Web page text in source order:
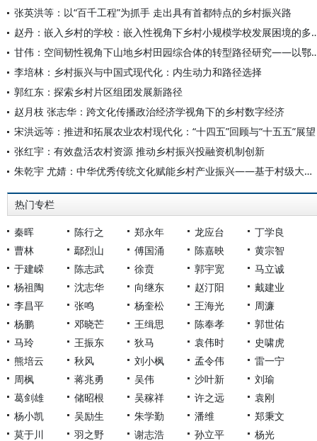
张英洪等：以“百千工程”为抓手 走出具有首都特点的乡村振兴路
赵丹：嵌入乡村的学校：嵌入性视
甘伟：空间韧性视角下山地乡村田
李培林：乡村振兴与中国式现代化：内生动力和路径选择
郭红东：探索乡村片区组团发展新路径
赵月枝 张志华：跨文化传播政治经济学视角下的乡村数字经济
宋洪远等：推进和拓展农业农村现代化：“十四五”回顾与“十五五”展望
张红宇：有效盘活农村资源 推动乡村振兴投融资机制创新
朱乾宇 尤婧：中华优秀传统文化赋能乡村产业振兴——基于村级大数据的实证研究
热门专栏
秦晖 陈行之 郑永年 龙应台
丁学良
曹林
鄢烈山 傅国涌 陈嘉映
黄宗智
于建嵘
陈志武 徐贲 郭宇宽
马立诚
杨祖陶
沈志华 向继东 赵汀阳
戴建业
李昌平
张鸣 杨奎松 王海光
周濂
杨鹏
邓晓芒 王缉思 陈奉孝
郭世佑
马玲
王振东 狄马 袁伟时
史啸虎
熊培云
秋风 刘小枫 孟令伟
雷一宁
周枫
蒋兆勇 吴伟 沙叶新
刘瑜
葛剑雄
储昭根 吴稼祥 许之远
袁刚
杨小凯
吴励生 朱学勤 潘维
郑秉文
莫于川
羽之野 谢志浩 孙立平 杨光